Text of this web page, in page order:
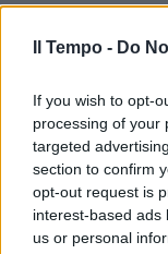
Il Tempo - Do
If you wish to opt-
processing of your
targeted
section to confirm
opt-out request is
interest-based ads
us or personal